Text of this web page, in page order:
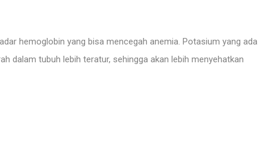
hemoglobin yang bisa mencegah anemia. Potasium yang ada
dalam tubuh lebih teratur, sehingga akan lebih menyehatkan